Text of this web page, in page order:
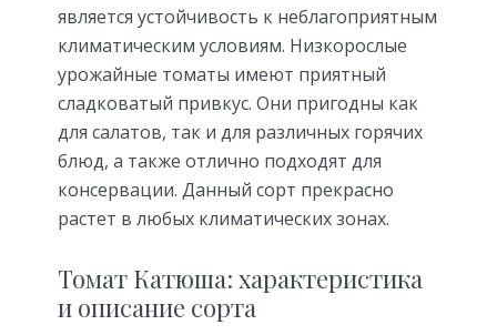
является устойчивость к неблагоприятным
климатическим условиям. Низкорослые
урожайные томаты имеют приятный
сладковатый привкус. Они пригодны как
для салатов, так и для различных горячих
блюд, а также отлично подходят для
консервации. Данный сорт прекрасно
растет в любых климатических зонах.
Томат Катюша: характеристика
и описание сорта